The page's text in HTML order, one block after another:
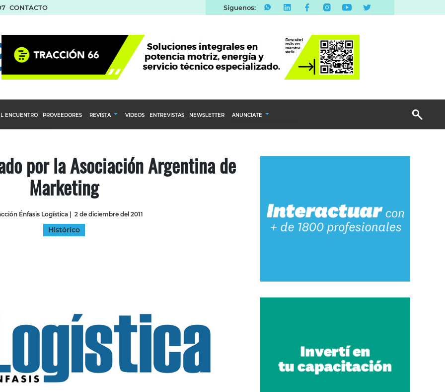
CONTACTO Síguenos:
del Agro
ENCUENTRO PROVEEDORES REVISTA VIDEOS ENTREVISTAS NEWSLETTER ANUNCIATE
Email Marketing
por la Asociación Argentina de
Marketing
Énfasis Logística| 2 de diciembre del 2011
Histórico